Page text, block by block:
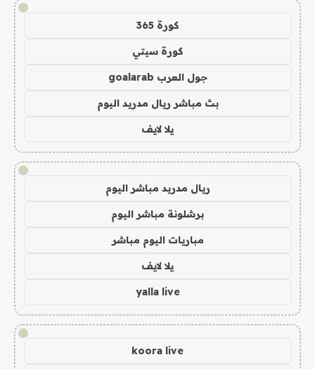
!
كورة 365
كورة سيتي
جول العرب goalarab
بث مباشر ريال مدريد اليوم
يلا لايف
!
ريال مدريد مباشر اليوم
برشلونة مباشر اليوم
مباريات اليوم مباشر
يلا لايف
yalla live
!
koora live